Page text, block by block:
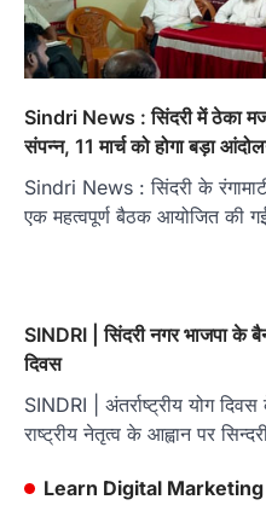
Sindri News : सिंदरी में ठेका
संपन्न, 11 मार्च को होगा बड़ा
Sindri News : सिंदरी के
एक महत्वपूर्ण बैठक आयोजित की
SINDRI | सिंदरी नगर भाजपा के
दिवस
SINDRI | अंतर्राष्ट्रीय योग
राष्ट्रीय नेतृत्व के आह्वान पर
Learn Digital Marketing